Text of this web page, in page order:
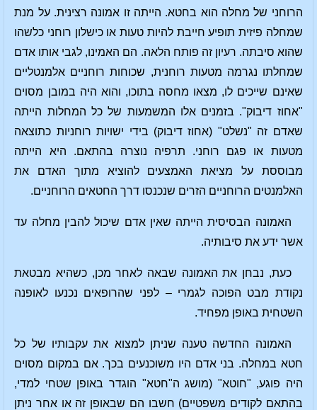
הרוחני של מחלה הוא בחטא. הייתה זו אמונה רצינית. על מנת
שמחלה פיזית תופיע חייבת להיות טעות או כישלון רוחני כלשהו
שהוא סיבתה. רעיון זה פותח הלאה. הם האמינו, לגבי אותו אדם
שמחלתו נגרמה מטעות רוחנית, שכוחות רוחניים אלמנטליים
שאינם שייכים לו, מצאו מחסה בתוכו, והוא היה במובן מסוים
"אחוז דיבוק". בזמנים אלו המשמעות של כל המחלות הייתה
שאדם זה "נשלט" (אחוז דיבוק) בידי ישויות רוחניות כתוצאה
מטעות או פגם רוחני. תרפיה נוצרה בהתאם. היא הייתה
מבוססת על מציאת האמצעים להוציא מתוך האדם את
האלמנטים הרוחניים הזרים שנכנסו דרך החטאים הרוחניים.
האמונה הבסיסית הייתה שאין אדם שיכול להבין מחלה עד
אשר ידע את סיבותיה.
כעת, נבחן את האמונה שבאה לאחר מכן, כשהיא מבטאת
נקודת מבט הפוכה לגמרי – לפני שהרופאים נכנעו לאופנה
השטחית באופן מפחיד.
האמונה החדשה טענה שניתן למצוא את עקבותיו של כל
חטא במחלה. בני אדם היו משוכנעים בכך. אם במקום מסוים
היה פוגע, "חוטא" (מושג ה"חטא" הוגדר באופן שטחי למדי,
בהתאם לקודים משפטיים) חשבו הם שבאופן זה או אחר ניתן